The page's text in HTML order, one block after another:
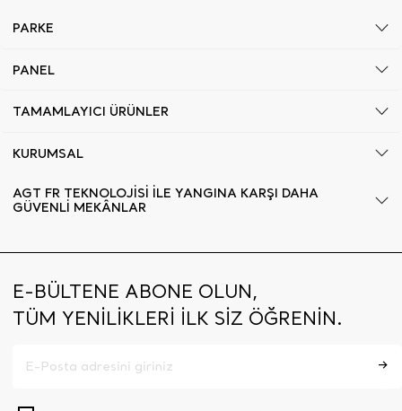
PARKE
PANEL
TAMAMLAYICI ÜRÜNLER
KURUMSAL
AGT FR TEKNOLOJİSİ İLE YANGINA KARŞI DAHA
GÜVENLİ MEKÂNLAR
E-BÜLTENE ABONE OLUN,
TÜM YENİLİKLERİ İLK SİZ ÖĞRENİN.